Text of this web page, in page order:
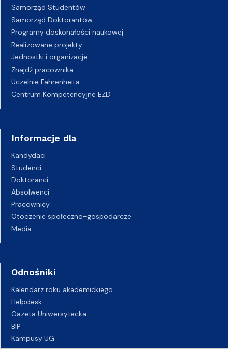
Samorząd Studentów
Samorząd Doktorantów
Programy doskonałości naukowej
Realizowane projekty
Jednostki i organizacje
Znajdź pracownika
Uczelnie Fahrenheita
Centrum Kompetencyjne EZD
Informacje dla
Kandydaci
Studenci
Doktoranci
Absolwenci
Pracownicy
Otoczenie społeczno-gospodarcze
Media
Odnośniki
Kalendarz roku akademickiego
Helpdesk
Gazeta Uniwersytecka
BIP
Kampusy UG
Biuro Karier UG